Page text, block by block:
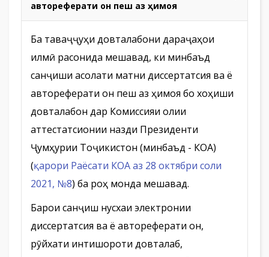
автореферати он пеш аз ҳимоя
Ба таваҷҷуҳи довталабони дараҷаҳои
илмӣ расонида мешавад, ки минбаъд
санҷиши асолати матни диссертатсия ва ё
автореферати он пеш аз ҳимоя бо хоҳиши
довталабон дар Комиссияи олии
аттестатсионии назди Президенти
Ҷумҳурии Тоҷикистон (минбаъд - КОА)
(қарори Раёсати КОА аз 28 октябри соли
2021, №8) ба роҳ монда мешавад.
Барои санҷиш нусхаи электронии
диссертатсия ва ё автореферати он,
рӯйхати интишороти довталаб,